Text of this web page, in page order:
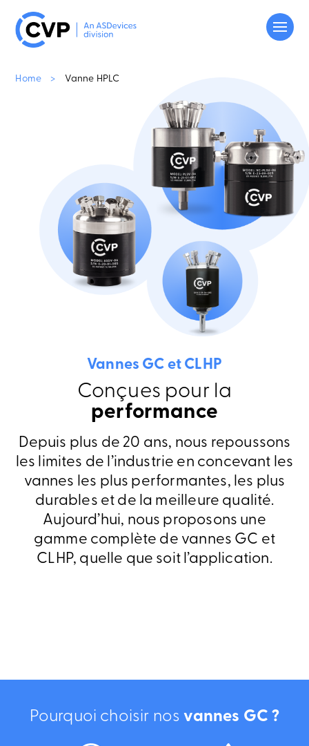
TECHNOLOGIES
DOCUMENTATION
À PROPOS
CONTACT
Home > Vanne HPLC
Vannes GC et CLHP
Conçues pour la
performance
Depuis plus de 20 ans, nous repoussons
les limites de l’industrie en concevant les
vannes les plus performantes, les plus
durables et de la meilleure qualité.
Aujourd’hui, nous proposons une
gamme complète de vannes GC et
CLHP, quelle que soit l’application.
Pourquoi choisir nosvannes GC ?